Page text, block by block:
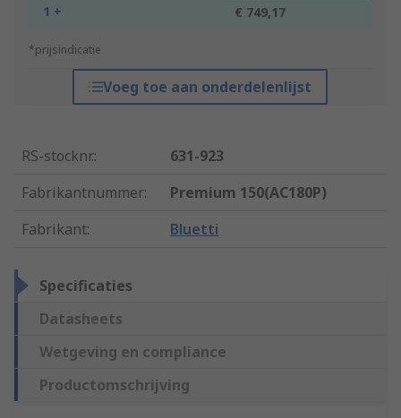
1 + € 749,17
*prijsindicatie
Voeg toe aan onderdelenlijst
RS-stocknr.:
631-923
Fabrikantnummer:
Premium 150(AC180P)
Fabrikant: Bluetti
Specificaties
Datasheets
Wetgeving en compliance
Productomschrijving